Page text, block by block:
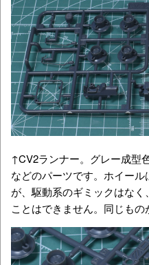
↑CV2ランナー。グレー成型
などのパーツです。ホイー
が、駆動系のギミックはな
ことはできません。同じもの